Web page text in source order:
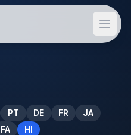
PT DE FR
JA
FA HI